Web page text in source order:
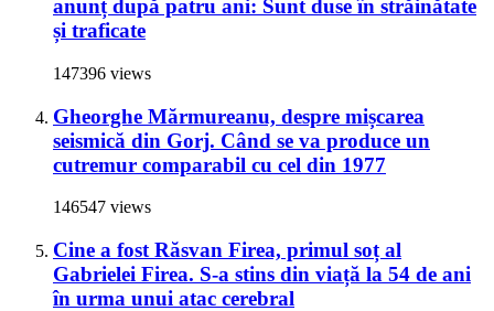
anunț după patru ani: Sunt duse în străinătate
și traficate
147396 views
Gheorghe Mărmureanu, despre mișcarea
seismică din Gorj. Când se va produce un
cutremur comparabil cu cel din 1977
146547 views
Cine a fost Răsvan Firea, primul soț al
Gabrielei Firea. S-a stins din viață la 54 de ani
în urma unui atac cerebral